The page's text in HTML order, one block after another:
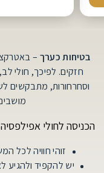
בטיחות כערך –
חזקים. לפיכך, חולי
מושבים 98 מהם נעים ו 6
הכניסה לחולי
זוהי חוויה לכל
יש להקפיד ולהגיע לאטרקציה כ- 15